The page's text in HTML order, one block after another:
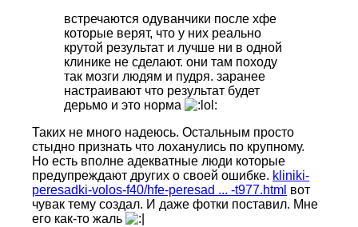
встречаются одуванчики после хфе
которые верят, что у них реально
крутой результат и лучше ни в одной
клинике не сделают. они там походу
так мозги людям и пудря. заранее
настраивают что результат будет
дерьмо и это норма
Таких не много надеюсь. Остальным просто
стыдно признать что лоханулись по крупному.
Но есть вполне адекватные люди которые
предупреждают других о своей ошибке. kliniki-
peresadki-volos-f40/hfe-peresad ... -t977.html вот
чувак тему создал. И даже фотки поставил. Мне
его как-то жаль